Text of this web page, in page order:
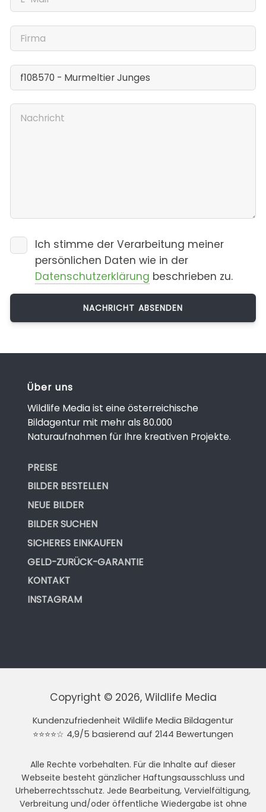
Ich stimme der Verarbeitung meiner
persönlichen Daten wie in der
Datenschutzerklärung beschrieben zu.
Über uns
Wildlife Media ist eine österreichische
Bildagentur mit mehr als 80.000
Naturaufnahmen für Ihre kreativen Projekte.
PREISE
BILDER BESTELLEN
NEUE BILDER
BILDER SUCHEN
SICHERES EINKAUFEN
GELD-ZURÜCK-GARANTIE
KONTAKT
INSTAGRAM
Copyright © 2026, Wildlife Media
Kundenzufriedenheit Wildlife Media Bildagentur
⭐⭐⭐⭐☆ 4,9/5 basierend auf 2144 Bewertungen
Alle Rechte vorbehalten. Für die Inhalte auf dieser
Webseite besteht gänzlicher Haftungsausschluss und
Urheberrechtsschutz. Jede Bearbeitung, Vervielfältigung,
Verbreitung und/oder öffentliche Wiedergabe ist ohne